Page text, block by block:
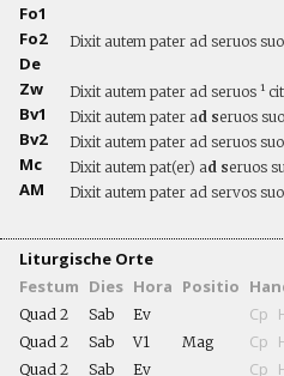
Fo1
Fo2
Dixit autem pater ad seruos
De
Zw
Dixit autem pater ad seruos ¹
Bv1 Dixit autem pater ad seruos
Bv2 Dixit autem pater ad seruos
Mc Dixit autem pat(er) ad seruos
AM Dixit autem pater ad servos
Liturgische Orte
Festum Dies Hora Positio
Quad 2 Sab Ev Cp
Quad 2 Sab V1 Mag Cp
Quad 2 Sab Ev Cp